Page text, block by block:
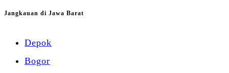
Jangkauan di Jawa Barat
Depok
Bogor